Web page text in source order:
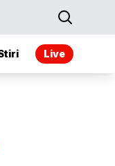
Live